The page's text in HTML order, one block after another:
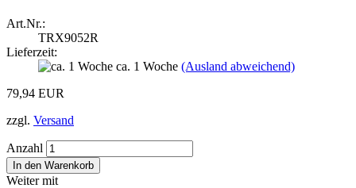
Art.Nr.:
TRX9052R
Lieferzeit:
ca. 1 Woche (Ausland abweichend)
79,94 EUR
zzgl. Versand
Anzahl
Weiter mit